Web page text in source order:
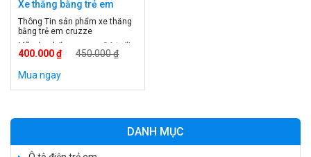
Xe thăng bằng trẻ em
cruzze
Thông Tin sản phẩm xe thăng
bằng trẻ em cruzze
Mã sản phẩm: cruzze Độ tuổi:
dưới 5 tuổi Màu sắc: xanh, đỏ,
vàng Vành xe đúc: Bàng nhựa
Yên xe: mềm Báng xe : cao su
xứ: Việt Nam
400.000 ₫
450.000 ₫
Mua ngay
DANH MỤC
520.000 ₫